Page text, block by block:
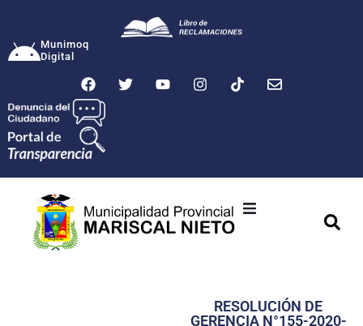
Munimoq
Digital
Transparencia
RESOLUCIÓN DE
GERENCIA N°155-2020-